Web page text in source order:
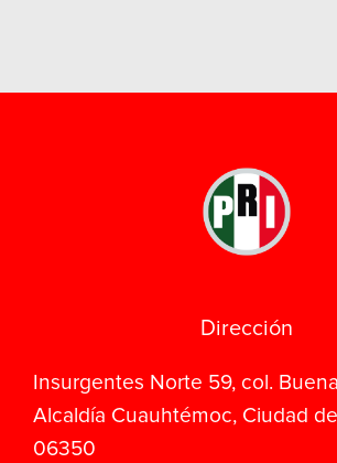
Dirección
Insurgentes Norte 59, col.
Alcaldía Cuauhtémoc, Ciudad
06350